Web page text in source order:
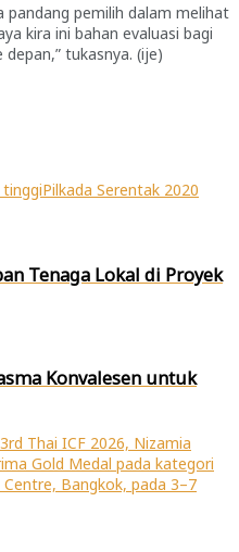
pandang pemilih dalam melihat
kira ini bahan evaluasi bagi
tukasnya. (ije)
Pilkada Serentak 2020
Tenaga Lokal di Proyek
Konvalesen untuk